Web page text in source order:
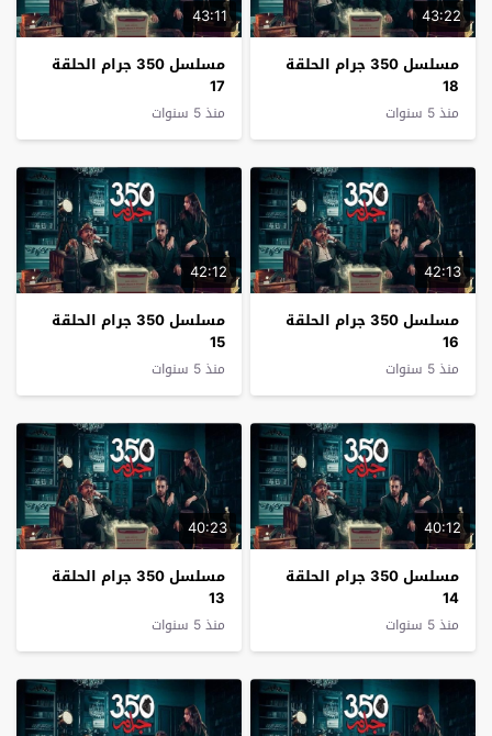
43:22
مسلسل 350 جرام الحلقة
18
منذ 5 سنوات
43:11
مسلسل 350 جرام الحلقة
17
منذ 5 سنوات
42:13
مسلسل 350 جرام الحلقة
16
منذ 5 سنوات
42:12
مسلسل 350 جرام الحلقة
15
منذ 5 سنوات
40:12
مسلسل 350 جرام الحلقة
14
منذ 5 سنوات
40:23
مسلسل 350 جرام الحلقة
13
منذ 5 سنوات